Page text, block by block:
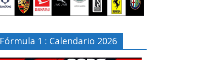
Fórmula 1 : Calendario 2026